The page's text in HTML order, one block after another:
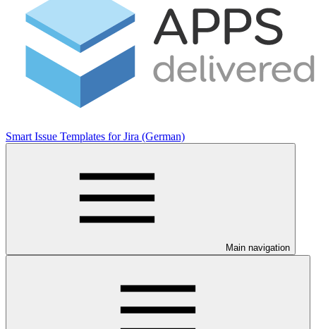
Smart Issue Templates for Jira (German)
Main navigation